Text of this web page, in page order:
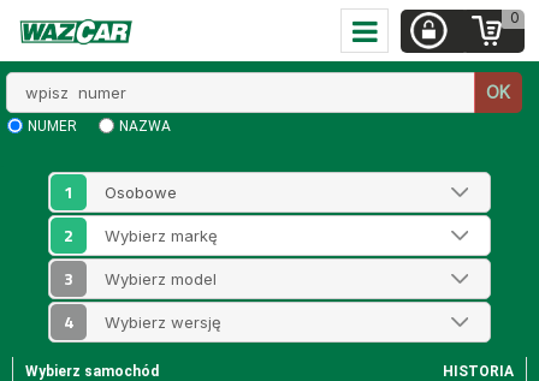
0
numer
OK
NUMER NAZWA
1
2
3
4
Wybierz samochód HISTORIA